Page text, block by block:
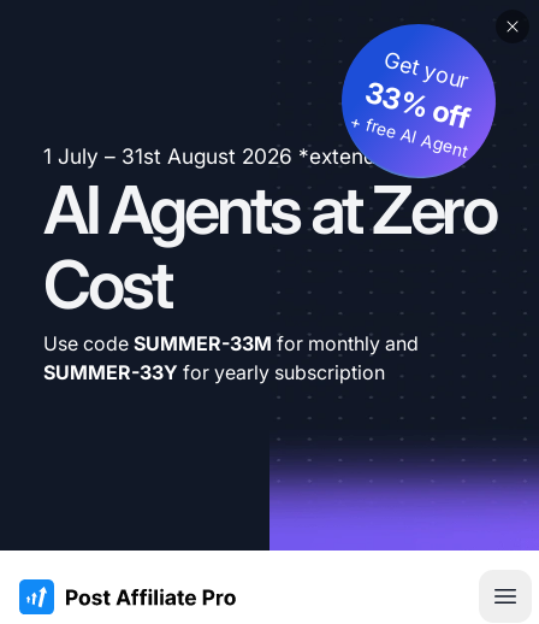
1 July – 31st August 2026 *extended
AI Agents at Zero
Cost
Get your
33% off
+ free AI Agent
Use code SUMMER-33M for monthly and
SUMMER-33Y for yearly subscription
:site.title